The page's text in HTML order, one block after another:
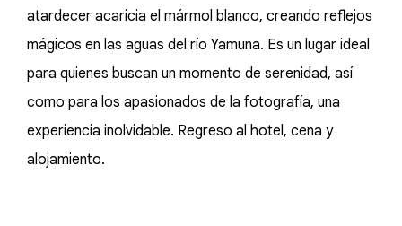
atardecer acaricia el mármol blanco, creando reflejos
mágicos en las aguas del río Yamuna. Es un lugar ideal
para quienes buscan un momento de serenidad, así
como para los apasionados de la fotografía, una
experiencia inolvidable. Regreso al hotel, cena y
alojamiento.